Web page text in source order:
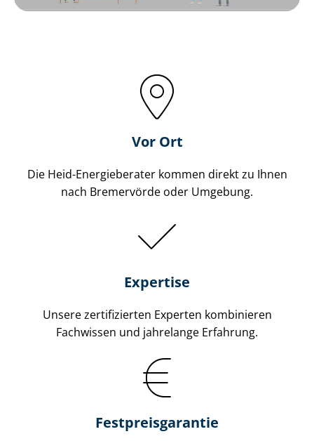
Vor Ort
Die Heid-Energieberater kommen direkt zu Ihnen
nach Bremervörde oder Umgebung.
Expertise
Unsere zertifizierten Experten kombinieren
Fachwissen und jahrelange Erfahrung.
Fest­preis­ga­ran­tie